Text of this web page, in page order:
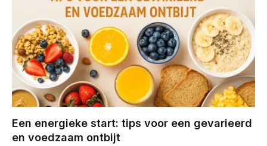
Een energieke start: tips voor een gevarieerd
en voedzaam ontbijt